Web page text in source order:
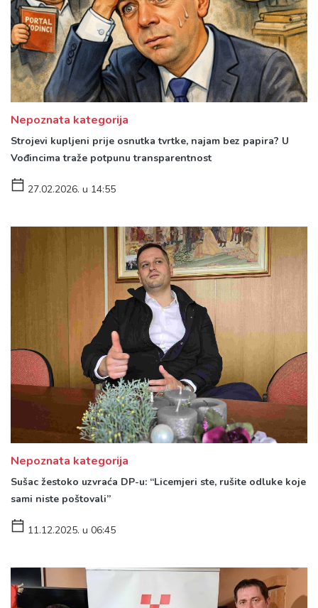
Nepoznata kategorija
Strojevi kupljeni prije osnutka tvrtke, najam bez papira? U
Vođincima traže potpunu transparentnost
27.02.2026. u 14:55
Nepoznata kategorija
Sušac žestoko uzvraća DP-u: “Licemjeri ste, rušite odluke koje
sami niste poštovali”
11.12.2025. u 06:45